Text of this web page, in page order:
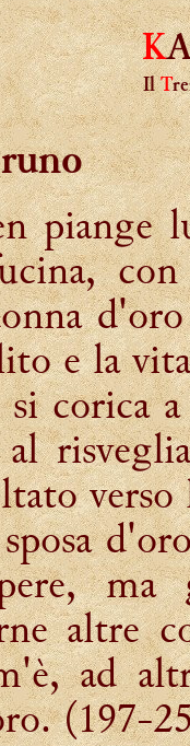
K
IlT
piange
con
e la
corica
verso
altre
ad
(197-